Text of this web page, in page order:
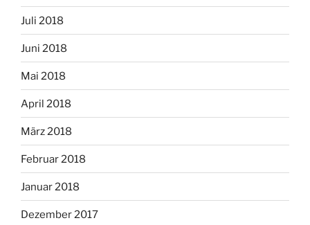
Juli 2018
Juni 2018
Mai 2018
April 2018
März 2018
Februar 2018
Januar 2018
Dezember 2017